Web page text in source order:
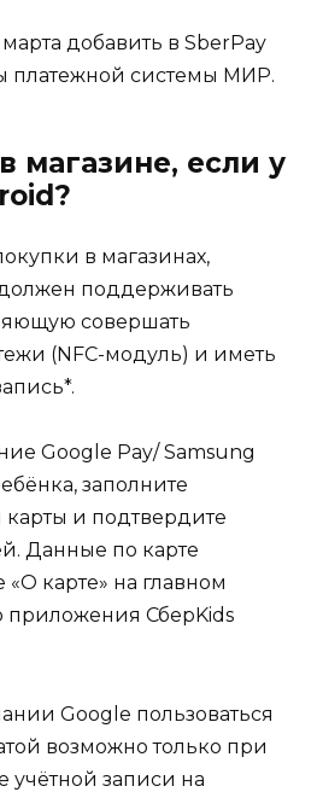
добавить в SberPay
платежной системы МИР.
магазине, если у
в магазинах,
поддерживать
совершать
(NFC-модуль) и иметь
Google Pay/ Samsung
заполните
и подтвердите
Данные по карте
карте» на главном
приложения СберKids
Google пользоваться
возможно только при
учётной записи на